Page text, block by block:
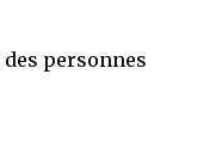
personnes